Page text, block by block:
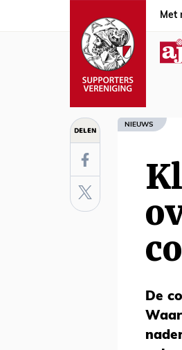
Met
DELEN NIEUWS
De